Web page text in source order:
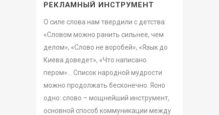
РЕКЛАМНЫЙ ИНСТРУМЕНТ
О силе слова нам твердили с детства:
«Словом можно ранить сильнее, чем
делом», «Слово не воробей», «Язык до
Киева доведет», «Что написано
пером»… Список народной мудрости
можно продолжать бесконечно. Ясно
одно: слово – мощнейший инструмент,
основной способ коммуникации между